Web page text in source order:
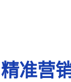
准营